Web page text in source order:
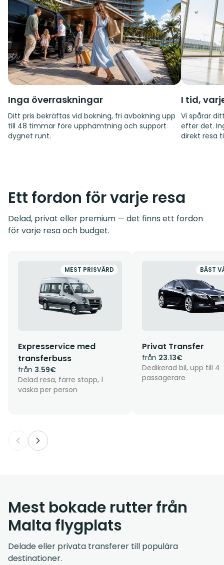
Inga överraskningar
Ditt pris bekräftas vid bokning, fri avbokning upp
till 48 timmar före upphämtning och support
dygnet runt.
I tid,
Vi spårar
efter det.
direkt resa
Ett fordon för varje resa
Delad, privat eller premium — det finns ett fordon
för varje resa och budget.
MEST PRISVÄRD
Expresservice med
transferbuss
från 3.59€
Delad resa, färre stopp, 1
väska per person
BÄST
Privat Transfer
från 23.13€
Dedikerad bil, upp till 4
passagerare
Mest bokade rutter från
Malta flygplats
Delade eller privata transferer till populära
destinationer.